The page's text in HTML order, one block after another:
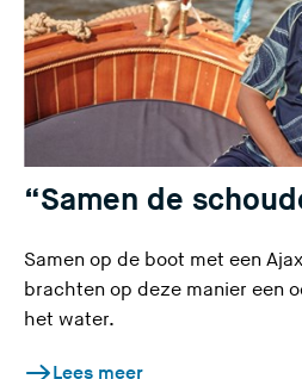
“Samen de
Samen op de boot met een
brachten op deze manier een
het water.
Lees meer